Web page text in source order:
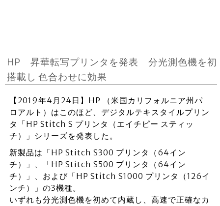
HP 昇華転写プリンタを発表 分光測色機を初
搭載し 色合わせに効果
【2019年4月24日】HP （米国カリフォルニア州パ
ロアルト）はこのほど、デジタルテキスタイルプリン
タ「HP Stitch S プリンタ（エイチピー スティッ
チ）」シリーズを発表した。
新製品は「HP Stitch S300 プリンタ（64イン
チ）」、「HP Stitch S500 プリンタ（64イン
チ）」、および「HP Stitch S1000 プリンタ（126イ
ンチ）」の3機種。
いずれも分光測色機を初めて内蔵し、高速で正確なカ